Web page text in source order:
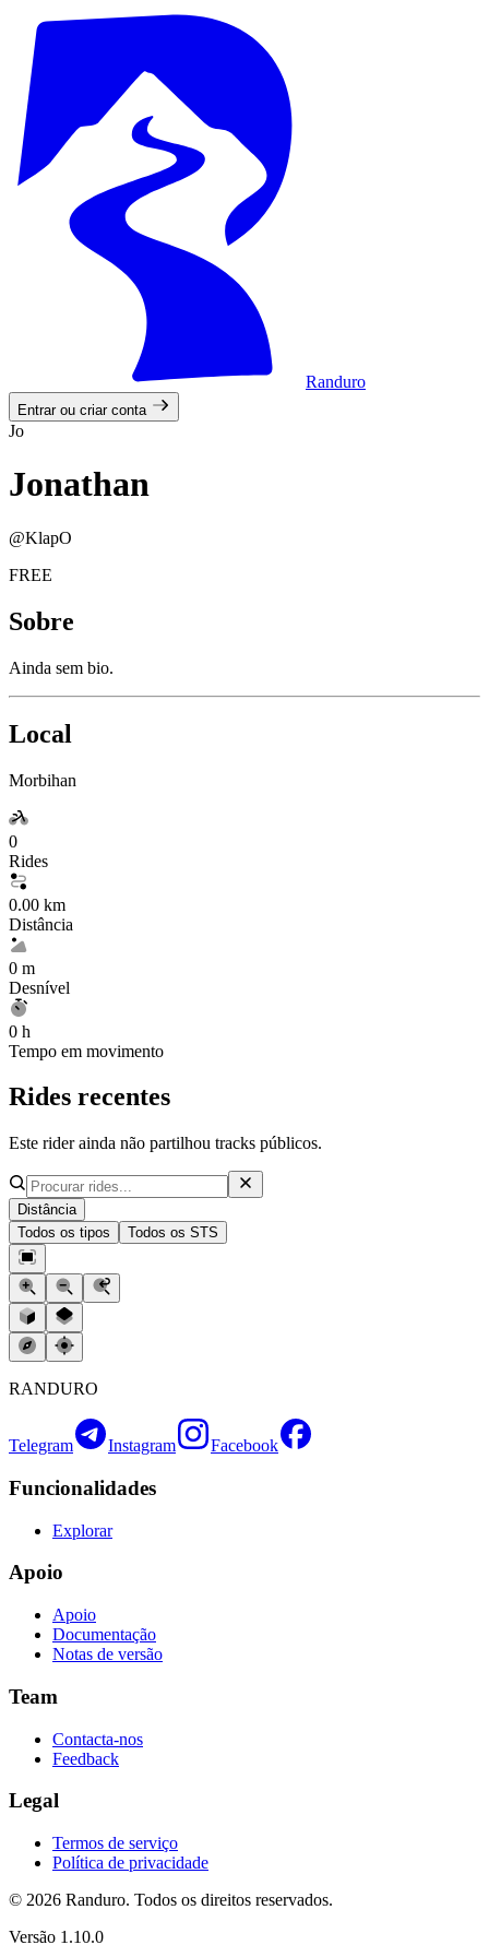
Randuro
Entrar ou criar conta
Jo
Jonathan
@KlapO
FREE
Sobre
Ainda sem bio.
Local
Morbihan
0
Rides
0.00 km
Distância
0 m
Desnível
0 h
Tempo em movimento
Rides recentes
Este rider ainda não partilhou tracks públicos.
Distância
Todos os tipos
Todos os STS
RANDURO
Telegram Instagram Facebook
Funcionalidades
Explorar
Apoio
Apoio
Documentação
Notas de versão
Team
Contacta-nos
Feedback
Legal
Termos de serviço
Política de privacidade
© 2026 Randuro. Todos os direitos reservados.
Versão 1.10.0